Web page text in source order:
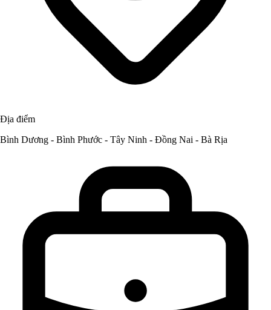
Địa điểm
Bình Dương - Bình Phước - Tây Ninh - Đồng Nai - Bà Rịa